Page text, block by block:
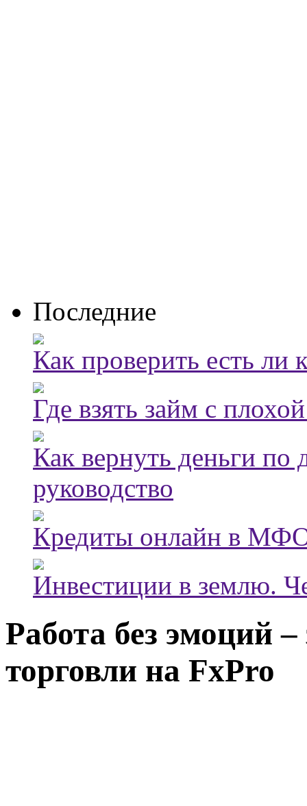
Последние
Как проверить есть ли
Где взять займ с
Как вернуть деньги
руководство
Кредиты онлайн в
Инвестиции в землю.
Работа без эмоций
торговли на FxPro